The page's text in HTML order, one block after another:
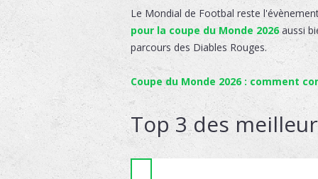
Le Mondial de Footbal reste
pour la coupe du Monde 2026aussi
parcours des Diables Rouges.
Coupe du Monde 2026 : comment
Top 3 des